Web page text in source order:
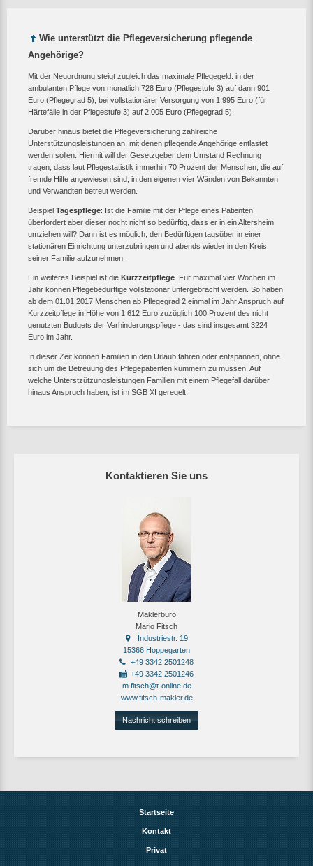
Kontaktieren Sie uns
Maklerbüro
Mario Fitsch
Industriestr. 19
15366 Hoppegarten
+49 3342 2501248
+49 3342 2501246
m.fitsch@t-online.de
www.fitsch-makler.de
Nachricht schreiben
Wie unterstützt die Pflegeversicherung pflegende
Angehörige?
Mit der Neuordnung steigt zugleich das maximale Pflegegeld: in der
ambulanten Pflege von monatlich 728 Euro (Pflegestufe 3) auf dann 901
Euro (Pflegegrad 5); bei vollstationärer Versorgung von 1.995 Euro (für
Härtefälle in der Pflegestufe 3) auf 2.005 Euro (Pflegegrad 5).
Darüber hinaus bietet die Pflegeversicherung zahlreiche
Unterstützungsleistungen an, mit denen pflegende Angehörige entlastet
werden sollen. Hiermit will der Gesetzgeber dem Umstand Rechnung
tragen, dass laut Pflegestatistik immerhin 70 Prozent der Menschen, die auf
fremde Hilfe angewiesen sind, in den eigenen vier Wänden von Bekannten
und Verwandten betreut werden.
Beispiel Tagespflege: Ist die Familie mit der Pflege eines Patienten
überfordert aber dieser nocht nicht so bedürftig, dass er in ein Altersheim
umziehen will? Dann ist es möglich, den Bedürftigen tagsüber in einer
stationären Einrichtung unterzubringen und abends wieder in den Kreis
seiner Familie aufzunehmen.
Ein weiteres Beispiel ist die Kurzzeitpflege. Für maximal vier Wochen im
Jahr können Pflegebedürftige vollstätionär untergebracht werden. So haben
ab dem 01.01.2017 Menschen ab Pflegegrad 2 einmal im Jahr Anspruch auf
Kurzzeitpflege in Höhe von 1.612 Euro zuzüglich 100 Prozent des nicht
genutzten Budgets der Verhinderungspflege - das sind insgesamt 3224
Euro im Jahr.
In dieser Zeit können Familien in den Urlaub fahren oder entspannen, ohne
sich um die Betreuung des Pflegepatienten kümmern zu müssen. Auf
welche Unterstzützungsleistungen Familien mit einem Pflegefall darüber
hinaus Anspruch haben, ist im SGB XI geregelt.
Startseite
Kontakt
Privat